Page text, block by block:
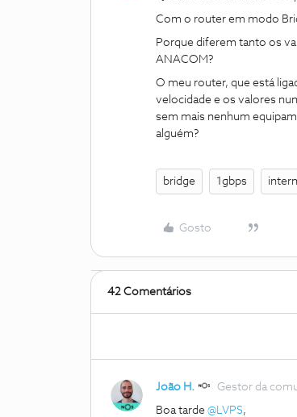
Com o router em modo
Porque diferem tanto os
ANACOM?
O meu router, que está
velocidade e os valores
sem mais nenhum
alguém?
bridge 1gbps
Gosto
42 Comentários
João H. Gestor da
Boa tarde @LVPS,